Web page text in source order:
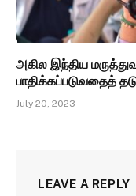
அகில இந்திய
பாதிக்கப்படுவதைத்
July 20, 2023
LEAVE A REPLY